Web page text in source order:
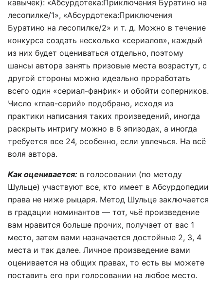
кавычек): «Абсурдотека:Приключения Буратино на
лесопилке/1», «Абсурдотека:Приключения
Буратино на лесопилке/2» и т. д. Можно в течение
конкурса создать несколько «сериалов», каждый
из них будет оцениваться отдельно, поэтому
шансы автора занять призовые места возрастут, с
другой стороны можно идеально проработать
всего один «сериал-фанфик» и обойти соперников.
Число «глав-серий» подобрано, исходя из
практики написания таких произведений, иногда
раскрыть интригу можно в 6 эпизодах, а иногда
требуется все 24, особенно, если увлечься. На всё
воля автора.
Как оценивается: в голосовании (по методу
Шульце) участвуют все, кто имеет в Абсурдопедии
права не ниже рыцаря. Метод Шульце заключается
в градации номинантов — тот, чьё произведение
вам нравится больше прочих, получает от вас 1
место, затем вами назначается достойные 2, 3, 4
места и так далее. Личное произведение вами
оценивается на общих правах, то есть вы можете
поставить его при голосовании на любое место.